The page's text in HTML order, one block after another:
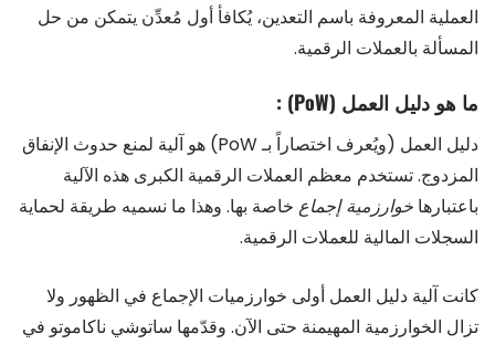
العملية المعروفة باسم التعدين، يُكافأ أول مُعدِّن يتمكن من حل
المسألة بالعملات الرقمية.
ما هو دليل العمل (PoW) :
دليل العمل (ويُعرف اختصاراً بـ PoW) هو آلية لمنع حدوث الإنفاق
المزدوج. تستخدم معظم العملات الرقمية الكبرى هذه الآلية
باعتبارها خوارزمية إجماع خاصة بها. وهذا ما نسميه طريقة لحماية
السجلات المالية للعملات الرقمية.
كانت آلية دليل العمل أولى خوارزميات الإجماع في الظهور ولا
تزال الخوارزمية المهيمنة حتى الآن. وقدّمها ساتوشي ناكاموتو في